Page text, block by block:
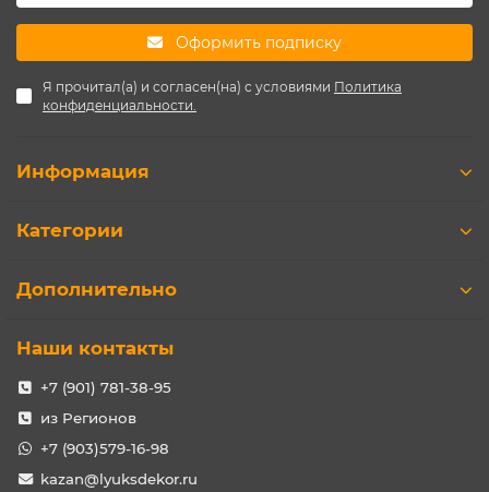
Оформить подписку
Я прочитал(а) и согласен(на) с условиями Политика
конфиденциальности.
Информация
Категории
Дополнительно
Наши контакты
+7 (901) 781-38-95
из Регионов
+7 (903)579-16-98
kazan@lyuksdekor.ru